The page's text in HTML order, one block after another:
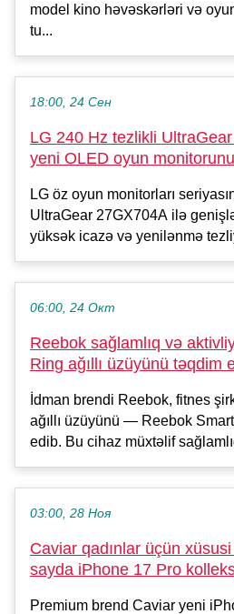
model kino həvəskərləri və
tu...
18:00, 24 Сен
LG 240 Hz tezlikli
yeni OLED oyun
LG öz oyun monitorları
UltraGear 27GX704A ilə
yüksək icazə və yenilənmə
06:00, 24 Окт
Reebok sağlamlıq və
Ring ağıllı üzüyünü təqdim
İdman brendi Reebok, fitnes
ağıllı üzüyünü — Reebok
edib. Bu cihaz müxtəlif
03:00, 28 Ноя
Caviar qadınlar üçün
sayda iPhone 17 Pro
Premium brend Caviar yeni